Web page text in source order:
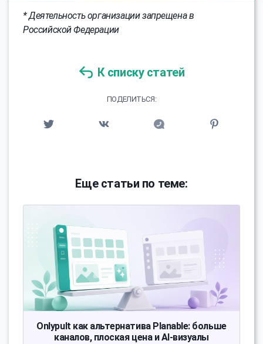
* Деятельность организации запрещена в
Российской Федерации
К списку статей
ПОДЕЛИТЬСЯ:
Еще статьи по теме:
Onlypult как альтернатива Planable: больше
каналов, плоская цена и AI-визуалы